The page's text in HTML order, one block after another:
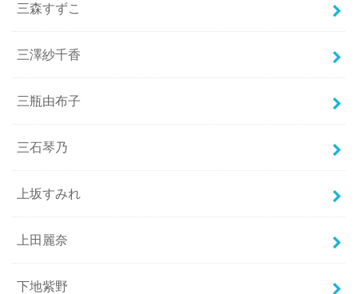
三森すずこ
三澤紗千香
三瓶由布子
三石琴乃
上坂すみれ
上田麗奈
下地紫野